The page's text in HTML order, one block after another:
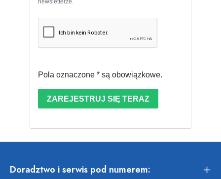
Doradztwo i serwis pod numerem: